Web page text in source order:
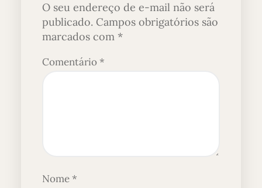
O seu endereço de e-mail não será
publicado. Campos obrigatórios são
marcados com *
Comentário*
Nome*